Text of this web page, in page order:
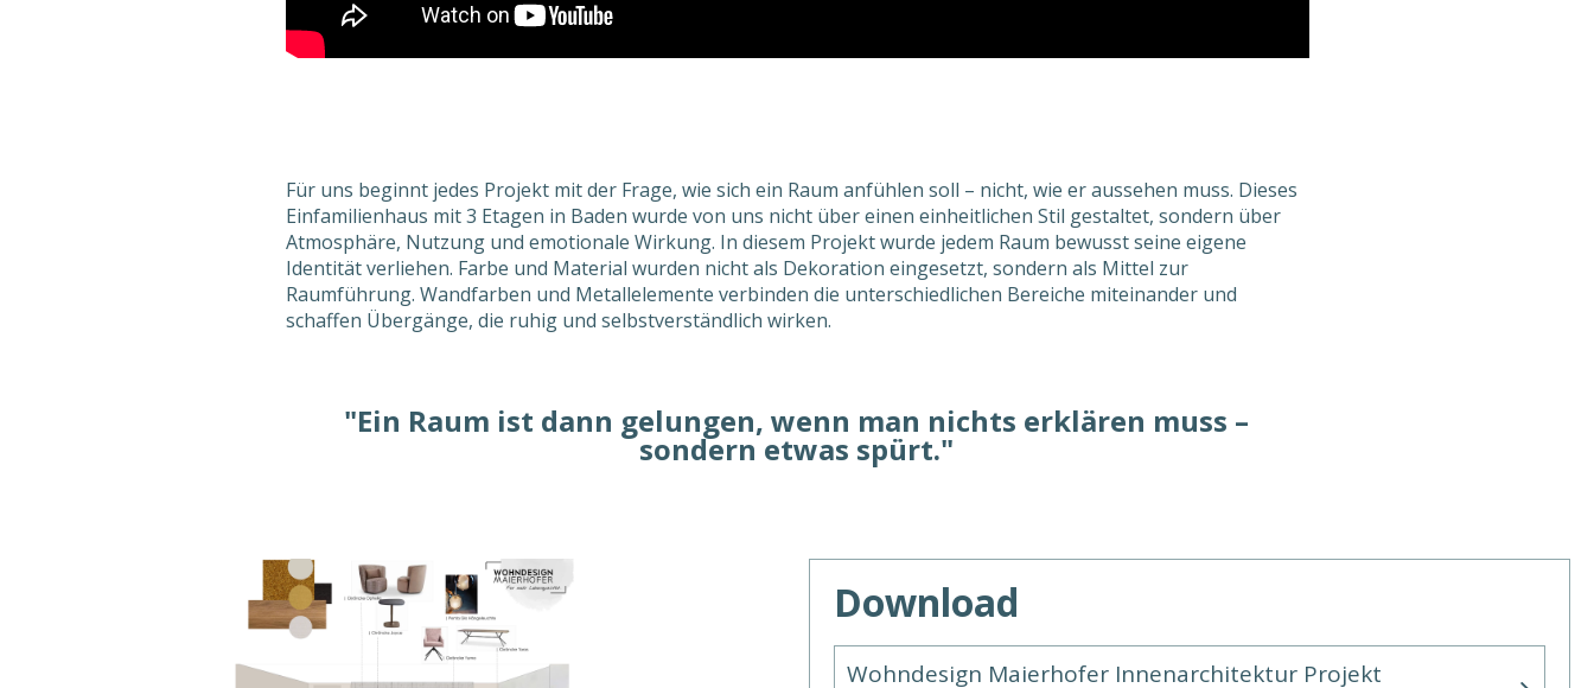
Für uns beginnt jedes Projekt mit der Frage, wie sich ein Raum anfühlen soll – nicht, wie er aussehen muss. Dieses
Einfamilienhaus mit 3 Etagen in Baden wurde von uns nicht über einen einheitlichen Stil gestaltet, sondern über
Atmosphäre, Nutzung und emotionale Wirkung. In diesem Projekt wurde jedem Raum bewusst seine eigene
Identität verliehen. Farbe und Material wurden nicht als Dekoration eingesetzt, sondern als Mittel zur
Raumführung. Wandfarben und Metallelemente verbinden die unterschiedlichen Bereiche miteinander und
schaffen Übergänge, die ruhig und selbstverständlich wirken.
"Ein Raum ist dann gelungen, wenn man nichts erklären muss –
sondern etwas spürt."
Download
Wohndesign Maierhofer Innenarchitektur Projekt